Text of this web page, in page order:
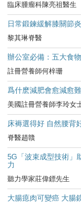
臨床腫瘤科陳亮祖醫生
日常鍛鍊緩解膝關節炎
黎其琳脊醫
辦公室必備：五大食
註冊營養師何梓珊
爲什麽減肥會愈減愈
美國註冊營養師李玲女
床褥選得好 自然腰背
脊醫趙贛
5G「波束成型技術」
力
聽力學家莊偉鏢先生
大腸瘜肉可變癌 大腸